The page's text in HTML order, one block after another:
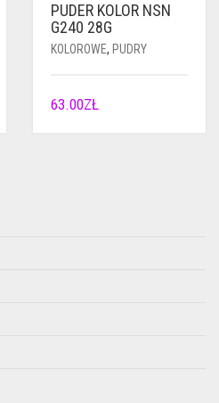
PUDER KOLOR NSN
G240 28G
KOLOROWE, PUDRY
63.00ZŁ